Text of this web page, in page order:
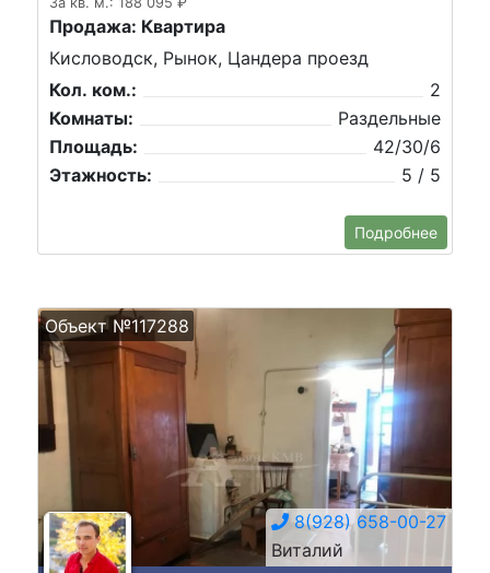
Продажа: Квартира
Кисловодск, Рынок, Цандера проезд
Кол. ком.:
2
Комнаты:
Раздельные
Площадь:
42/30/6
Этажность:
5 / 5
Подробнее
Объект №117288
8(928) 658-00-27
Виталий